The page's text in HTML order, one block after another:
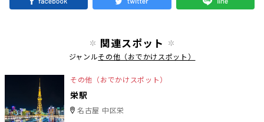
関連スポット
ジャンルその他（おでかけスポット）
その他（おでかけスポット）
栄駅
名古屋 中区栄